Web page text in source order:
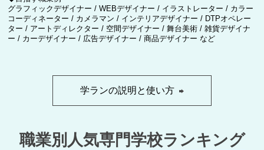
グラフィックデザイナー / WEBデザイナー / イラストレーター / カラー
コーディネーター / カメラマン / インテリアデザイナー / DTPオペレー
ター / アートディレクター / 空間デザイナー / 舞台美術 / 雑貨デザイナ
ー / カーデザイナー / 広告デザイナー / 商品デザイナー など
学ランの説明と使い方
職業別人気専門学校ランキング